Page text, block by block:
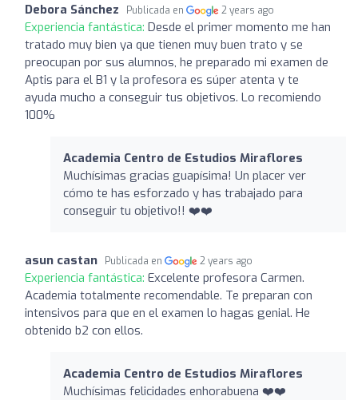
Debora Sánchez Publicada en 2 years ago
Experiencia fantástica: Desde el primer momento me han
tratado muy bien ya que tienen muy buen trato y se
preocupan por sus alumnos, he preparado mi examen de
Aptis para el B1 y la profesora es súper atenta y te
ayuda mucho a conseguir tus objetivos. Lo recomiendo
100%
Academia Centro de Estudios Miraflores
Muchísimas gracias guapísima! Un placer ver
cómo te has esforzado y has trabajado para
conseguir tu objetivo!! ❤️❤️
asun castan Publicada en 2 years ago
Experiencia fantástica: Excelente profesora Carmen.
Academia totalmente recomendable. Te preparan con
intensivos para que en el examen lo hagas genial. He
obtenido b2 con ellos.
Academia Centro de Estudios Miraflores
Muchísimas felicidades enhorabuena ❤️❤️